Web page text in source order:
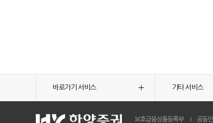
바로가기 서비스 기타 서비스
보호금융상품등록부 공동